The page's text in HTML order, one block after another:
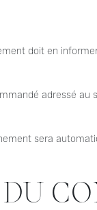
doit en
adressé au
sera